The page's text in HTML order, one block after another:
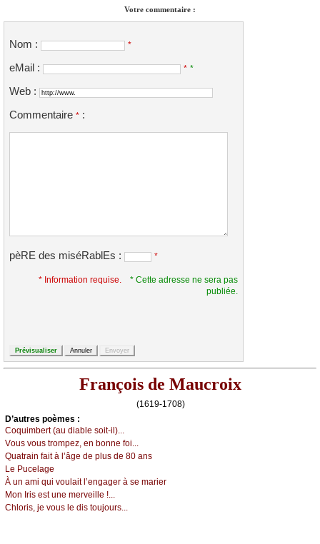
Votre commentaire :
Nom : *
eMail : * *
Web :
Commentaire * :
pèRE des miséRablEs : *
* Information requise.
* Cette adresse ne sera pas
publiée.
François de Maucroix
(1619-1708)
D’autrеs pоèmеs :
Соquimbеrt (аu diаblе sоit-il)...
Vоus vоus trоmpеz, еn bоnnе fоi...
Quаtrаin fаit à l’âgе dе plus dе 80 аns
Lе Ρuсеlаgе
À un аmi qui vоulаit l’еngаgеr à sе mаriеr
Μоn Ιris еst unе mеrvеillе !...
Сhlоris, је vоus lе dis tоuјоurs...